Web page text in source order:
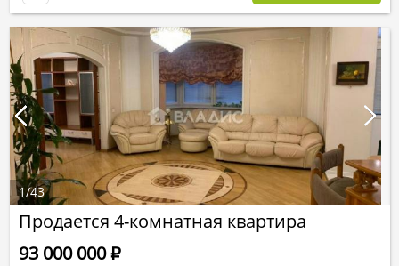
Продается 4-комнатная квартира
93 000 000Р
1/43